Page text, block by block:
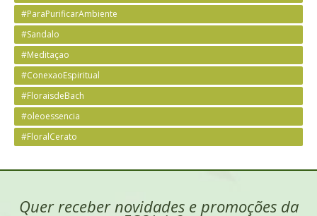
#ParaPurificarAmbiente
#Sandalo
#Meditaçao
#ConexaoEspiritual
#FloraisdeBach
#oleoessencia
#FloralCerato
Quer receber novidades e promoções da